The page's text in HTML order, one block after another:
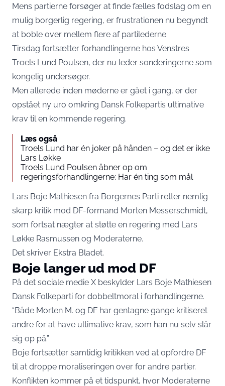
Mens partierne forsøger at finde fælles fodslag om en
mulig borgerlig regering, er frustrationen nu begyndt
at boble over mellem flere af partilederne.
Tirsdag fortsætter forhandlingerne hos Venstres
Troels Lund Poulsen, der nu leder sonderingerne som
kongelig undersøger.
Men allerede inden møderne er gået i gang, er der
opstået ny uro omkring Dansk Folkepartis ultimative
krav til en kommende regering.
Læs også
Troels Lund har én joker på hånden – og det er ikke
Lars Løkke
Troels Lund Poulsen åbner op om
regeringsforhandlingerne: Har én ting som mål
Lars Boje Mathiesen fra Borgernes Parti retter nemlig
skarp kritik mod DF-formand Morten Messerschmidt,
som fortsat nægter at støtte en regering med Lars
Løkke Rasmussen og Moderaterne.
Det skriver Ekstra Bladet.
Boje langer ud mod DF
På det sociale medie X beskylder Lars Boje Mathiesen
Dansk Folkeparti for dobbeltmoral i forhandlingerne.
“Både Morten M. og DF har gentagne gange kritiseret
andre for at have ultimative krav, som han nu selv slår
sig op på.”
Boje fortsætter samtidig kritikken ved at opfordre DF
til at droppe moraliseringen over for andre partier.
Konflikten kommer på et tidspunkt, hvor Moderaterne